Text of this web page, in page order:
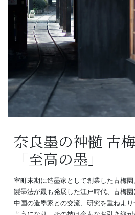
奈良墨の神髄 古
「至高の墨」
室町末期に造墨家として創業した古梅園
製墨法が最も発展した江戸時代、古梅園
中国の造墨家との交流、研究を重ねよ